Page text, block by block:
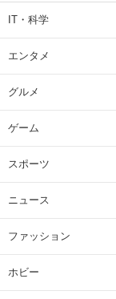
IT・科学
エンタメ
グルメ
ゲーム
スポーツ
ニュース
ファッション
ホビー